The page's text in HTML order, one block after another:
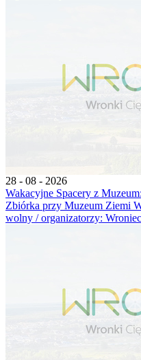
28 - 08 - 2026
Wakacyjne Spacery z
Zbiórka przy Muzeum Ziemi
wolny / organizatorzy: